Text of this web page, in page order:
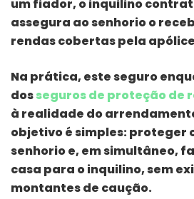
um fiador, o inquilino
assegura ao senhorio o
rendas cobertas pela
Na prática, este seguro
dosseguros de proteção de
à realidade do
objetivo é simples: proteger
senhorio e, em simultâneo,
casa para o inquilino, sem
montantes de caução.